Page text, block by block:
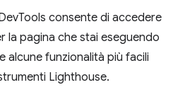
consente di accedere
la pagina che stai eseguendo
alcune funzionalità più facili
Lighthouse.